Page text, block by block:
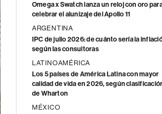
Omega x Swatch lanza un reloj con oro
celebrar el alunizaje del Apollo 11
ARGENTINA
IPC de julio 2026: de cuánto sería la
según las consultoras
LATINOAMÉRICA
Los 5 países de América Latina con mayor
calidad de vida en 2026, según
de Wharton
MÉXICO